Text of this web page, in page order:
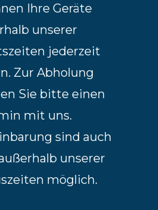
Ihre Geräte
unserer
jederzeit
Zur Abholung
Sie bitte einen
mit uns.
sind auch
unserer
möglich.